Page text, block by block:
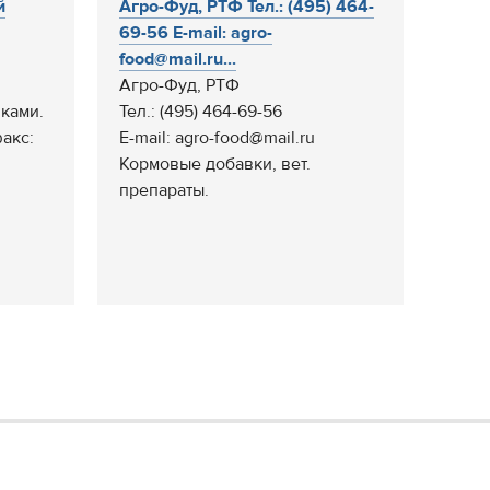
Агро-Фуд, РТФ Тел.: (495) 464-
69-56 E-mail: agro-
food@mail.ru...
Агро-Фуд, РТФ
Тел.: (495) 464-69-56
E-mail: agro-food@mail.ru
Кормовые добавки, вет.
препараты.